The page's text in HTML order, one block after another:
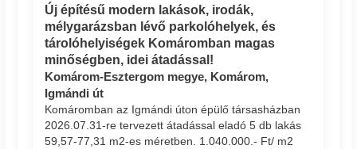
Új építésű modern lakások, irodák,
mélygarázsban lévő parkolóhelyek, és
tárolóhelyiségek Komáromban magas
minőségben, idei átadással!
Komárom-Esztergom megye, Komárom,
Igmándi út
Komáromban az Igmándi úton épülő társasházban
2026.07.31-re tervezett átadással eladó 5 db lakás
59,57-77,31 m2-es méretben. 1.040.000.- Ft/ m2